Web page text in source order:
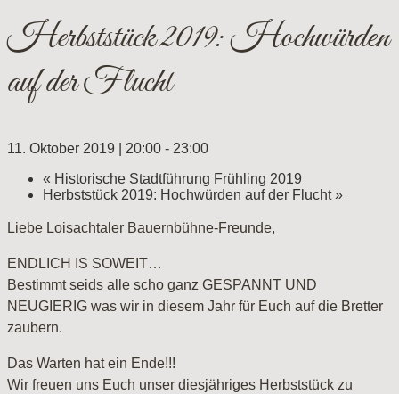
Herbststück 2019: Hochwürden
auf der Flucht
11. Oktober 2019 | 20:00 - 23:00
« Historische Stadtführung Frühling 2019
Herbststück 2019: Hochwürden auf der Flucht»
Liebe Loisachtaler Bauernbühne-Freunde,
ENDLICH IS SOWEIT…
Bestimmt seids alle scho ganz GESPANNT UND
NEUGIERIG was wir in diesem Jahr für Euch auf die Bretter
zaubern.
Das Warten hat ein Ende!!!
Wir freuen uns Euch unser diesjähriges Herbststück zu